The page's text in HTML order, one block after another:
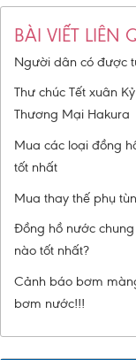
BÀI VIẾT LIÊN
Người dân có được
Thư chúc Tết xuân
Thương Mại Hakura
Mua các loại đồng
tốt nhất
Mua thay thế phụ
Đồng hồ nước
nào tốt nhất?
Cảnh báo bơm
bơm nước!!!